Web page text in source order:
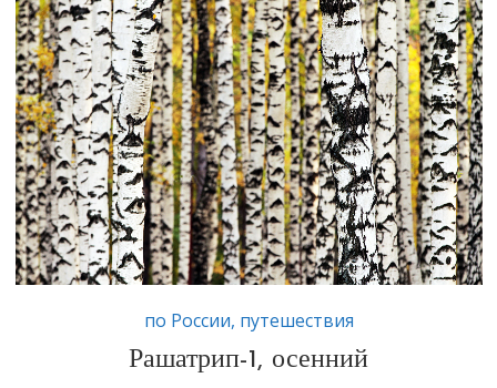
по России, путешествия
Рашатрип-1, осенний